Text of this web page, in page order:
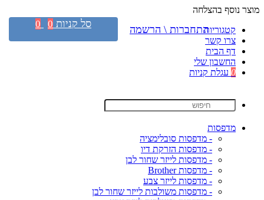
מוצר נוסף בהצלחה
קטגוריות
צרו קשר
דף הבית
החשבון שלי
0 עגלת קניות
מדפסות
- מדפסות סובלימציה
- מדפסות הזרקת דיו
- מדפסות לייזר שחור לבן
- מדפסות Brother
- מדפסות לייזר צבע
- מדפסות משולבות לייזר שחור לבן
התחברות \ הרשמה סל קניות 0
0